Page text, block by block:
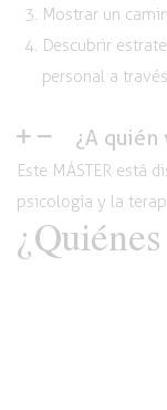
Mostrar un
Descubrir
personal a
¿A
Este MÁSTER está
psicología y la